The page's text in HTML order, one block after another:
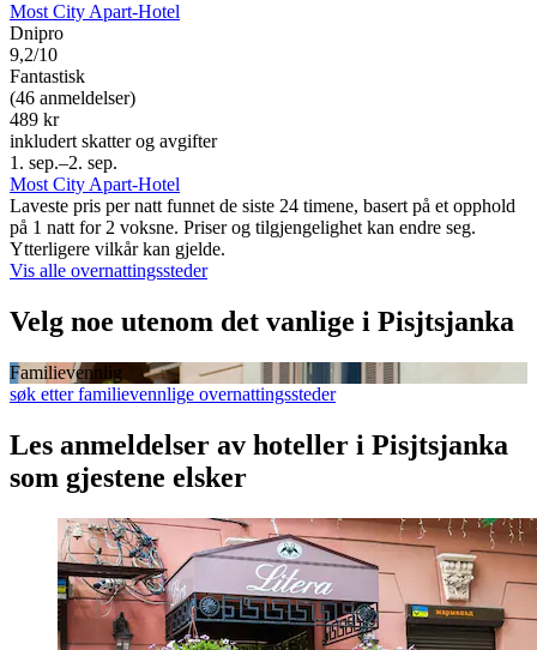
Most City Apart-Hotel
Dnipro
9,2/10
Fantastisk
(46 anmeldelser)
489 kr
inkludert skatter og avgifter
1. sep.–2. sep.
Most City Apart-Hotel
Laveste pris per natt funnet de siste 24 timene, basert på et opphold
på 1 natt for 2 voksne. Priser og tilgjengelighet kan endre seg.
Ytterligere vilkår kan gjelde.
Vis alle overnattingssteder
Velg noe utenom det vanlige i Pisjtsjanka
Familievennlig
søk etter familievennlige overnattingssteder
Les anmeldelser av hoteller i Pisjtsjanka
som gjestene elsker